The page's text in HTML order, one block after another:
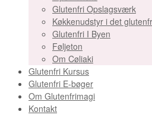
Glutenfri Opslagsværk
Køkkenudstyr i det
Glutenfri I Byen
Føljeton
Om Cøliaki
Glutenfri Kursus
Glutenfri E-bøger
Om Glutenfrimagi
Kontakt